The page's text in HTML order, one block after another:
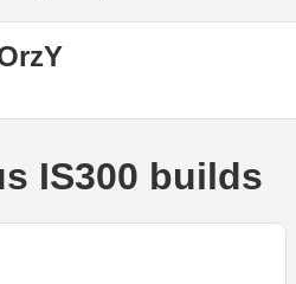
IS300 builds